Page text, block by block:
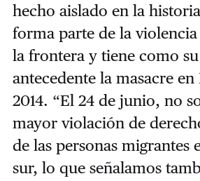
hecho aislado en la
forma parte de la
la frontera y tiene como
antecedente la masacre
2014. “El 24 de junio, no
mayor violación de
de las personas migrantes
sur, lo que señalamos